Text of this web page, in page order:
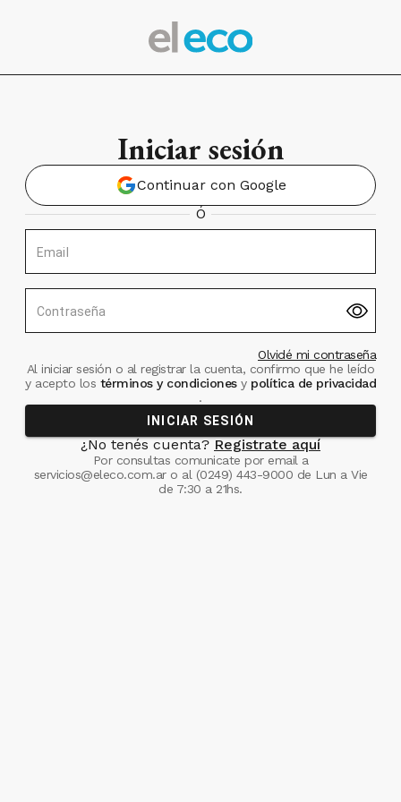
Iniciar sesión
Continuar con Google
Ó
Email
Contraseña
Olvidé mi contraseña
Al iniciar sesión o al registrar la cuenta, confirmo que he leído
y acepto los términos y condiciones ypolítica de privacidad
.
INICIAR SESIÓN
¿No tenés cuenta? Registrate aquí
Por consultas comunicate por email a
servicios@eleco.com.aro al (0249) 443-9000 de Lun a Vie
de 7:30 a 21hs.